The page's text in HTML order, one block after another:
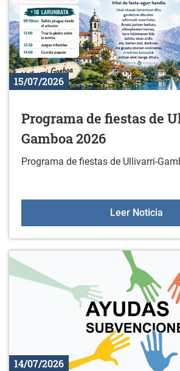
15/07/2026
Programa de fiestas de
Gamboa 2026
Programa de fiestas de Ullivarri-
Leer Noticia
14/07/2026